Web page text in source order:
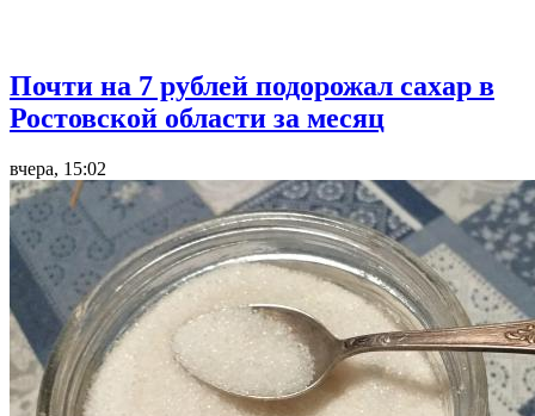
Почти на 7 рублей подорожал сахар в
Ростовской области за месяц
вчера, 15:02